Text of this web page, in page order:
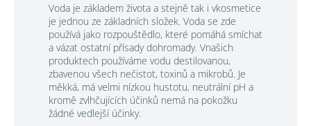
Voda je základem života a stejně tak i vkosmetice
je jednou ze základních složek. Voda se zde
používá jako rozpouštědlo, které pomáhá smíchat
a vázat ostatní přísady dohromady. Vnašich
produktech používáme vodu destilovanou,
zbavenou všech nečistot, toxinů a mikrobů. Je
měkká, má velmi nízkou hustotu, neutrální pH a
kromě zvlhčujících účinků nemá na pokožku
žádné vedlejší účinky.